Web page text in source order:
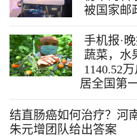
被国家邮
手机报·
蔬菜，水
1140.52
居全国第
结直肠癌如何治疗？河
朱元增团队给出答案